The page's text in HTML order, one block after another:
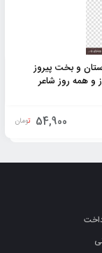
و بخت پیروز
و همه روز شاعر
54,900 تومان